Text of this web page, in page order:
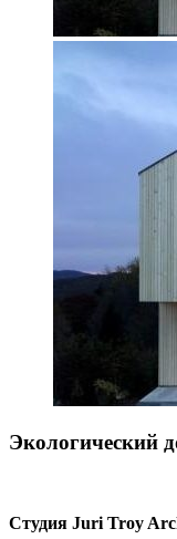
Экологический
Студия Juri Troy